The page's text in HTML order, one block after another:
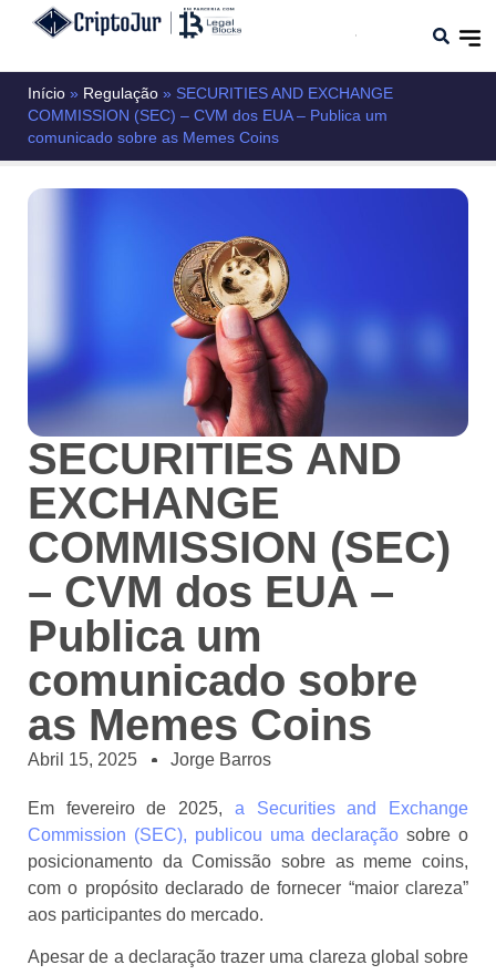
Início » Regulação » SECURITIES AND EXCHANGE
COMMISSION (SEC) – CVM dos EUA – Publica um
comunicado sobre as Memes Coins
SECURITIES AND
EXCHANGE
COMMISSION (SEC)
– CVM dos EUA –
Publica um
comunicado sobre
as Memes Coins
Abril 15, 2025 Jorge Barros
Em fevereiro de 2025, a Securities and Exchange
Commission (SEC), publicou uma declaração sobre o
posicionamento da Comissão sobre as meme coins,
com o propósito declarado de fornecer “maior clareza”
aos participantes do mercado.
Apesar de a declaração trazer uma clareza global sobre